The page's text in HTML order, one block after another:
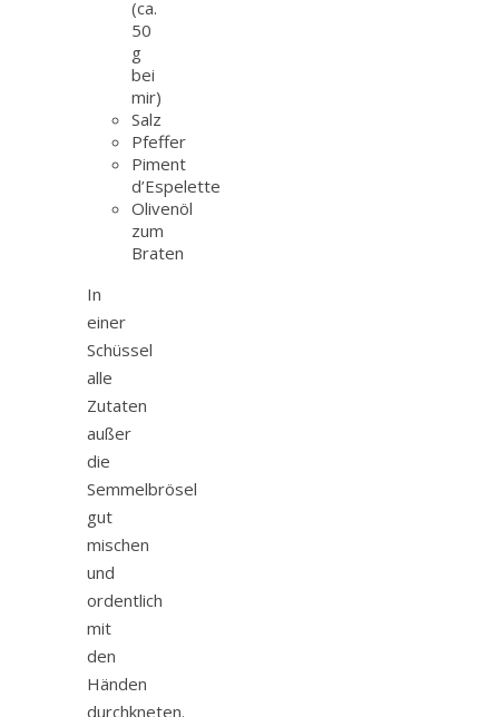
(ca.
50
g
bei
mir)
Salz
Pfeffer
Piment
d’Espelette
Olivenöl
zum
Braten
In
einer
Schüssel
alle
Zutaten
außer
die
Semmelbrösel
gut
mischen
und
ordentlich
mit
den
Händen
durchkneten.